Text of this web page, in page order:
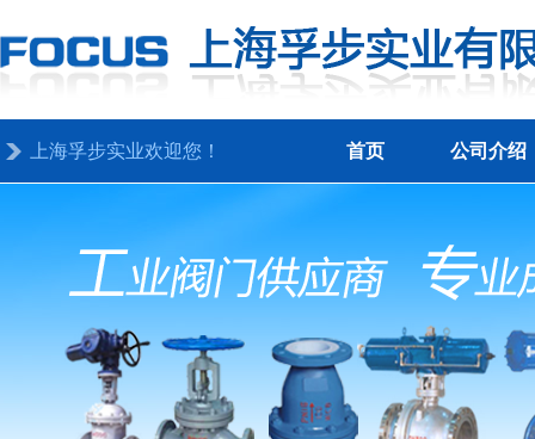
上海孚步实业欢迎您！ 首页 公司介绍